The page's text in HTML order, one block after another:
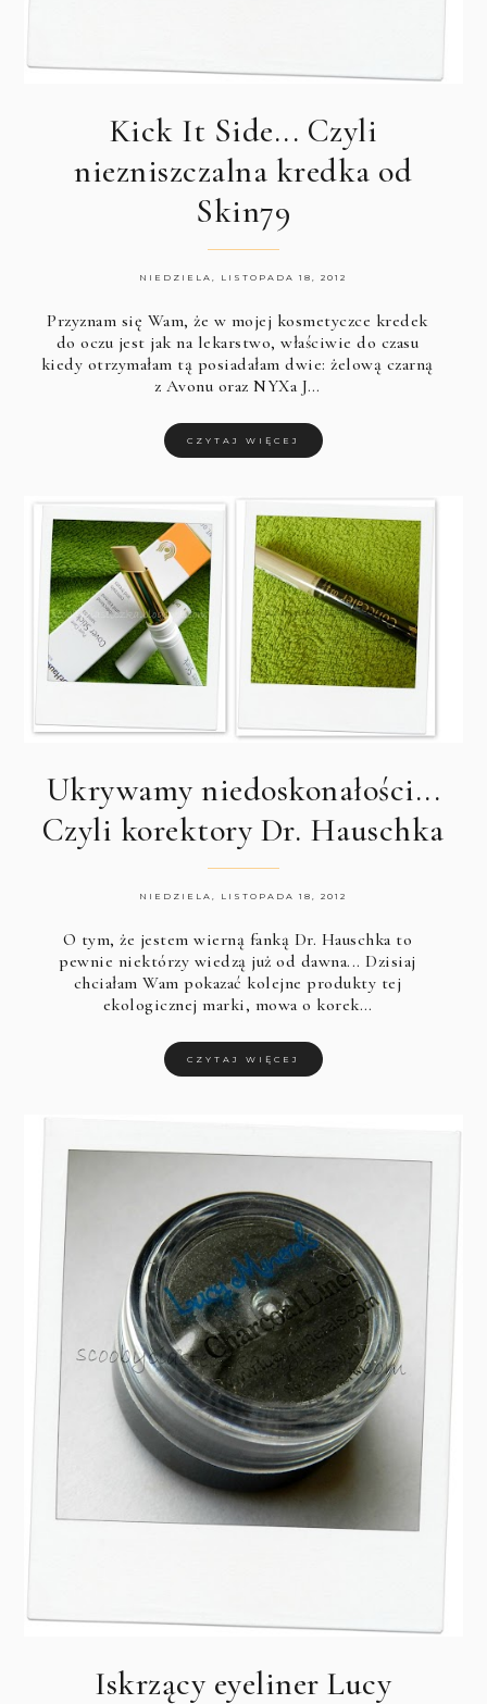
Kick It Side... Czyli
niezniszczalna kredka od
Skin79
NIEDZIELA, LISTOPADA 18, 2012
Przyznam się Wam, że w mojej kosmetyczce kredek
do oczu jest jak na lekarstwo, właściwie do czasu
kiedy otrzymałam tą posiadałam dwie: żelową czarną
z Avonu oraz NYXa J…
CZYTAJ WIĘCEJ
Ukrywamy niedoskonałości...
Czyli korektory Dr. Hauschka
NIEDZIELA, LISTOPADA 18, 2012
O tym, że jestem wierną fanką Dr. Hauschka to
pewnie niektórzy wiedzą już od dawna... Dzisiaj
chciałam Wam pokazać kolejne produkty tej
ekologicznej marki, mowa o korek…
CZYTAJ WIĘCEJ
Iskrzący eyeliner Lucy